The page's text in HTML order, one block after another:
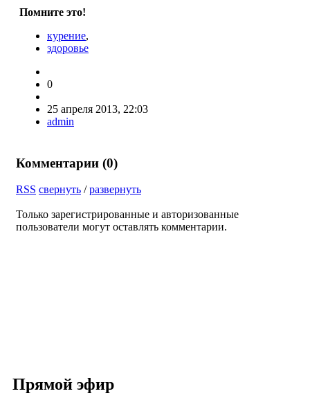
Помните это!
курение,
здоровье
0
25 апреля 2013, 22:03
admin
Комментарии (0)
RSS свернуть /развернуть
Только зарегистрированные и авторизованные
пользователи могут оставлять комментарии.
Прямой эфир